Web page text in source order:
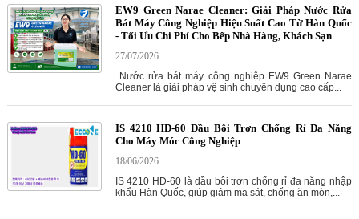
EW9 Green Narae Cleaner: Giải Pháp Nước Rửa
Bát Máy Công Nghiệp Hiệu Suất Cao Từ Hàn Quốc
- Tối Ưu Chi Phí Cho Bếp Nhà Hàng, Khách Sạn
27/07/2026
Nước rửa bát máy công nghiệp EW9 Green Narae
Cleaner là giải pháp vệ sinh chuyên dụng cao cấp...
IS 4210 HD-60 Dầu Bôi Trơn Chống Rỉ Đa Năng
Cho Máy Móc Công Nghiệp
18/06/2026
IS 4210 HD-60 là dầu bôi trơn chống rỉ đa năng nhập
khẩu Hàn Quốc, giúp giảm ma sát, chống ăn mòn,...